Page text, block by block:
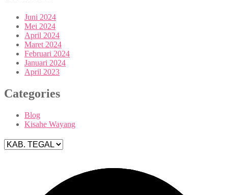
Juni 2024
Mei 2024
April 2024
Maret 2024
Februari 2024
Januari 2024
April 2023
Categories
Blog
Kisahe Wayang